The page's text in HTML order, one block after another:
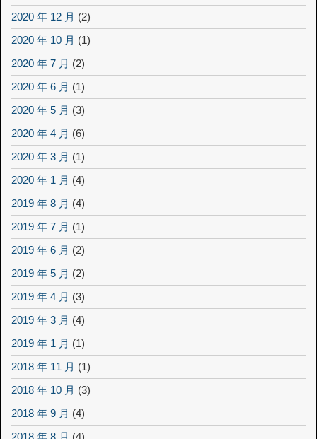
2020 年 12 月 (2)
2020 年 10 月 (1)
2020 年 7 月 (2)
2020 年 6 月 (1)
2020 年 5 月 (3)
2020 年 4 月 (6)
2020 年 3 月 (1)
2020 年 1 月 (4)
2019 年 8 月 (4)
2019 年 7 月 (1)
2019 年 6 月 (2)
2019 年 5 月 (2)
2019 年 4 月 (3)
2019 年 3 月 (4)
2019 年 1 月 (1)
2018 年 11 月 (1)
2018 年 10 月 (3)
2018 年 9 月 (4)
2018 年 8 月 (4)